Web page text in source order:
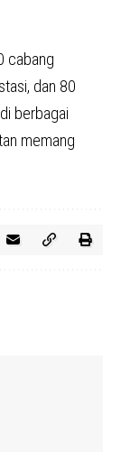
cabang
dan 80
berbagai
memang